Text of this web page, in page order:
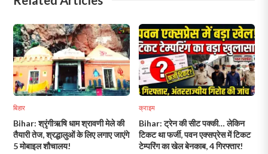
बिहार
Bihar: श्रृंगीऋषि धाम श्रावणी मेले की
तैयारी तेज, श्रद्धालुओं के लिए लगाए जाएंगे
5 मोबाइल शौचालय!
क्राइम
Bihar: ट्रेन की सीट पक्की… लेकिन
टिकट था फर्जी, पवन एक्सप्रेस में टिकट
टेम्परिंग का खेल बेनकाब, 4 गिरफ्तार!